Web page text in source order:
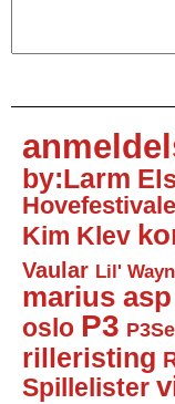
by:Larm
Kim Klev
Vaular Lil'
marius asp
oslo P3
rilleristing
Spillelister